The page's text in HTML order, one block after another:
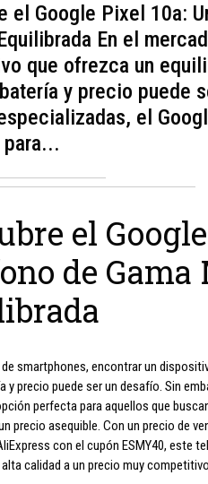
el Google Pixel 10a:
En el
que ofrezca un
y precio puede
el
el
de
de smartphones, encontrar un
y precio puede ser un desafío. Sin
perfecta para aquellos que
precio asequible. Con un precio de
con el cupón ESMY40, este
calidad a un precio muy